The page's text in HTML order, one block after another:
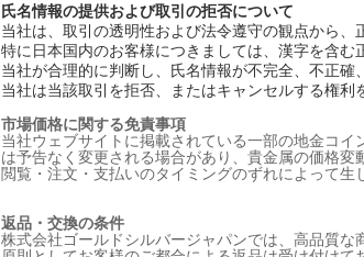
氏名情報の提供および取引の拒否について
当社は、取引の透明性および法令遵守の観点から、
特に日本国内のお客様につきましては、漢字を含む
当社が合理的に判断し、氏名情報が不完全、不正確
当社は当該取引を拒否、またはキャンセルする権利
市場価格に関する免責事項
当社ウェブサイトに掲載されている一部の地金コ
は予告なく変更される場合があり、貴金属の価格変
閲覧・注文・支払いのタイミングのずれによって生
返品・交換の条件
株式会社ゴールドシルバージャパンでは、高品質な